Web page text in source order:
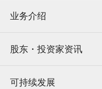
业务介绍
股东・投资家资讯
可持续发展